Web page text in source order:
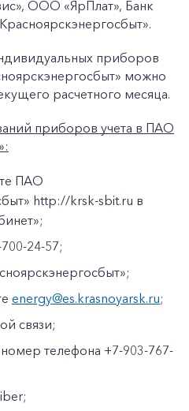
звонок
ООО «ЯрПлат», Банк
приборов
можно
расчетного месяца.
приборов учета в ПАО
ПАО
http://krsk-sbit.ru в
24-57;
energy@es.krasnoyarsk.ru;
связи;
телефона +7-903-767-